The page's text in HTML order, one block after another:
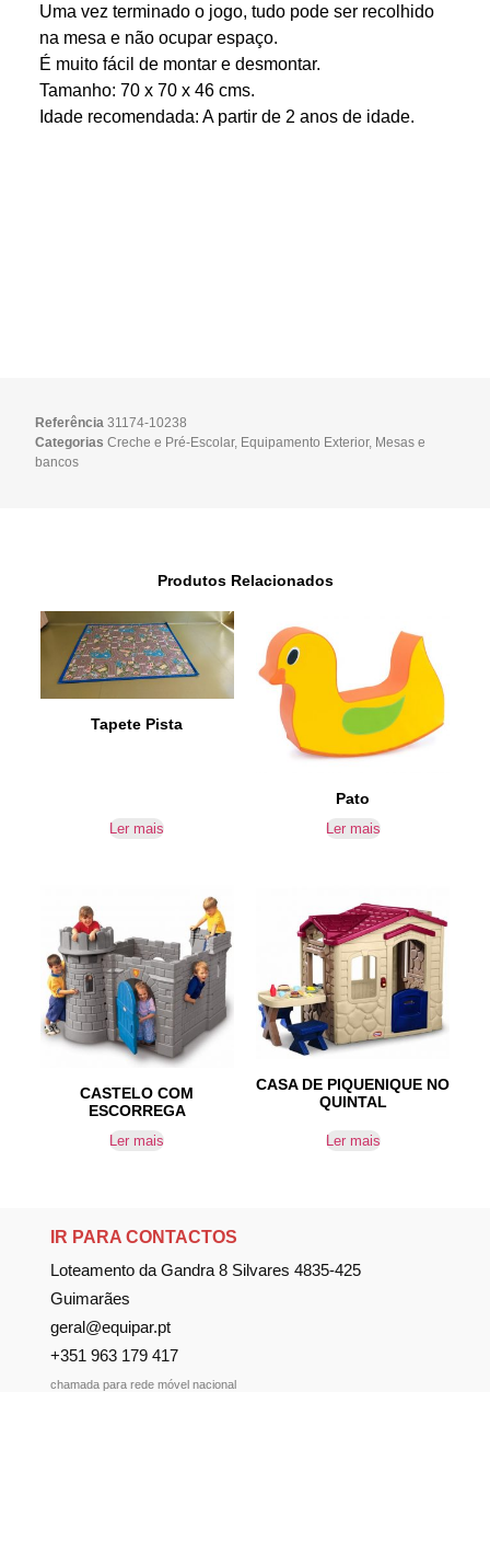
Uma vez terminado o jogo, tudo pode ser recolhido
na mesa e não ocupar espaço.
É muito fácil de montar e desmontar.
Tamanho: 70 x 70 x 46 cms.
Idade recomendada: A partir de 2 anos de idade.
Referência31174-10238
Categorias Creche e Pré-Escolar, Equipamento Exterior, Mesas e
bancos
Produtos Relacionados
Tapete Pista
Ler mais
Pato
Ler mais
CASTELO COM
ESCORREGA
Ler mais
CASA DE PIQUENIQUE NO
QUINTAL
Ler mais
IR PARA CONTACTOS
Loteamento da Gandra 8 Silvares 4835-425
Guimarães
geral@equipar.pt
+351 963 179 417
chamada para rede móvel nacional